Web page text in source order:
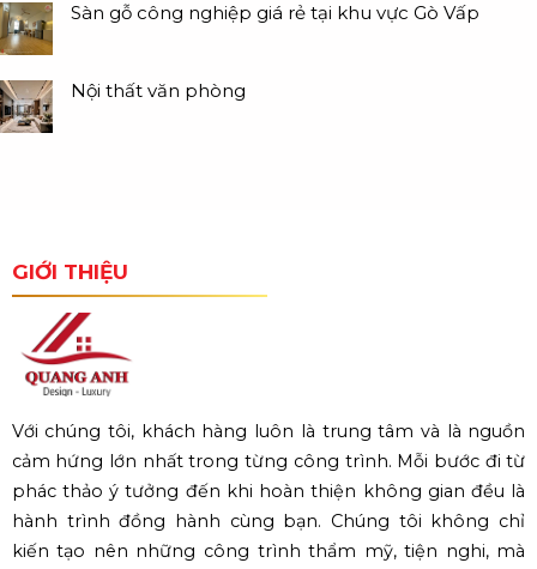
Sàn gỗ công nghiệp giá rẻ tại khu vực Gò Vấp
Nội thất văn phòng
GIỚI THIỆU
Với chúng tôi, khách hàng luôn là trung tâm và là nguồn
cảm hứng lớn nhất trong từng công trình. Mỗi bước đi từ
phác thảo ý tưởng đến khi hoàn thiện không gian đều là
hành trình đồng hành cùng bạn. Chúng tôi không chỉ
kiến tạo nên những công trình thẩm mỹ, tiện nghi, mà